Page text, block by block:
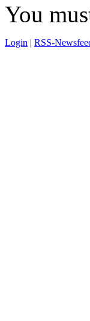
You
Login | RSS-